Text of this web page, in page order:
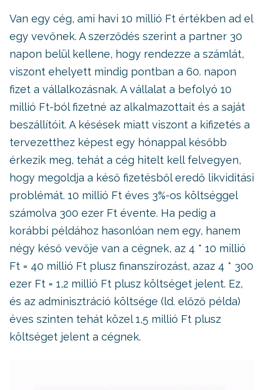
Van egy cég, ami havi 10 millió Ft értékben ad el
egy vevőnek. A szerződés szerint a partner 30
napon belül kellene, hogy rendezze a számlát,
viszont ehelyett mindig pontban a 60. napon
fizet a vállalkozásnak. A vállalat a befolyó 10
millió Ft-ból fizetné az alkalmazottait és a saját
beszállítóit. A késések miatt viszont a kifizetés a
tervezetthez képest egy hónappal később
érkezik meg, tehát a cég hitelt kell felvegyen,
hogy megoldja a késő fizetésből eredő likviditási
problémát. 10 millió Ft éves 3%-os költséggel
számolva 300 ezer Ft évente. Ha pedig a
korábbi példához hasonlóan nem egy, hanem
négy késő vevője van a cégnek, az 4 * 10 millió
Ft = 40 millió Ft plusz finanszírozást, azaz 4 * 300
ezer Ft = 1,2 millió Ft plusz költséget jelent. Ez,
és az adminisztráció költsége (ld. előző példa)
éves szinten tehát közel 1,5 millió Ft plusz
költséget jelent a cégnek.